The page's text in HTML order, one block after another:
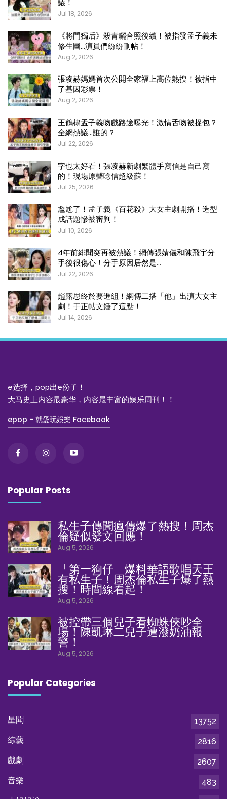
議！
Jul 18, 2026
《將門獨后》殺青曬合照後續！被指發孟子義未
修生圖…演員們紛紛刪帖！
Aug 2, 2026
張凌赫媽媽首次公開全家福上高位熱搜！被指中
了基因彩票！
Aug 2, 2026
王鶴棣孟子義吻戲路途曝光！激情舌吻被捉包？
全網熱議…誰的？
Jul 22, 2026
字也太好看！張凌赫新劇繁體手寫信是自己寫
的！現場原聲唸信超級蘇！
Jul 25, 2026
尷尬了！孟子義《百花殺》大女主劇開播！造型
成話題慘被審判！
Jul 10, 2026
4年前緋聞突再被熱議！網傳張婧儀和陳飛宇分
手後很傷心！分手原因居然是…
Jul 22, 2026
趙露思終於要進組！網傳二搭「他」出演大女主
劇！于正帖文錘了這點！
Jul 14, 2026
e选择，pop出e份子！
大马史上内容最豪华，内容最丰富的娱乐周刊！！
epop - 就愛玩娛樂 Facebook
Popular Posts
私生子傳聞瘋傳爆了熱搜！周杰
倫疑似發文回應！
Aug 5, 2026
「第一狗仔」爆料華語歌唱天王
有私生子！周杰倫私生子爆了熱
搜！時間線看起！
Aug 5, 2026
被控帶三個兒子看蜘蛛俠吵全
場！陳凱琳二兒子遭潑奶油報
警！
Aug 5, 2026
Popular Categories
星聞
13752
綜藝
2816
戲劇
2607
音樂
483